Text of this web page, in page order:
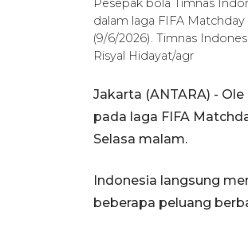
Pesepak bola Timnas
dalam laga FIFA Matchday
(9/6/2026). Timnas
Risyal Hidayat/agr
Jakarta (ANTARA) -
pada laga FIFA
Selasa malam.
Indonesia langsung
beberapa peluang